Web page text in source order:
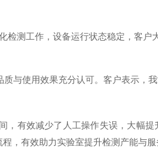
测工作，设备运行状态稳定，客户
与使用效果充分认可。客户表示，
有效减少了人工操作失误，大幅
，有效助力实验室提升检测产能与服